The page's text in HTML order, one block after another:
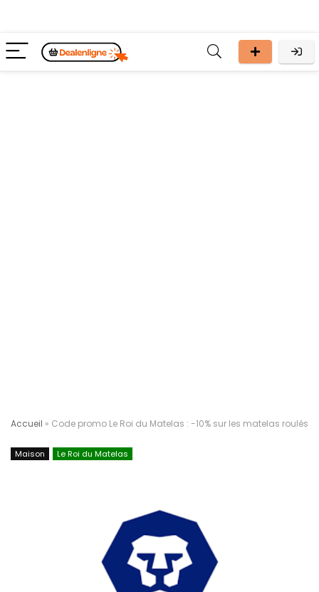
Accueil » Code promo Le Roi du Matelas : -10% sur les matelas roulés
Maison Le Roi du Matelas